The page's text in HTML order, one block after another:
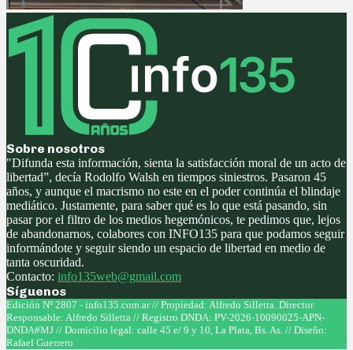
Sobre nosotros
"Difunda esta información, sienta la satisfacción moral de un acto de
libertad”, decía Rodolfo Walsh en tiempos siniestros. Pasaron 45
años, y aunque el macrismo no este en el poder continúa el blindaje
mediático. Justamente, para saber qué es lo que está pasando, sin
pasar por el filtro de los medios hegemónicos, te pedimos que, lejos
de abandonarnos, colabores con INFO135 para que podamos seguir
informándote y seguir siendo un espacio de libertad en medio de
tanta oscuridad.
Contacto: info135web@gmail.com
Síguenos
Facebook
Twitter
Instagram
Youtube
Edición Nº 2807 - info135.com.ar // Propiedad: Alfredo Silletta. Director
Responsable: Alfredo Silletta // Registro DNDA: PV-2026-10090025-APN-
DNDA#MJ // Domicilio legal: calle 45 e/ 9 y 10, La Plata, Bs. As. // Diseño:
Rafael Guerrero